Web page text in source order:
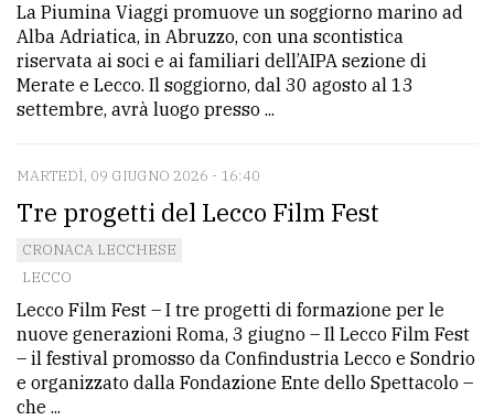
Per
la
tua
pubblicità
CERCA
Cerca
per
Ricerca
avanzata
La Piumina Viaggi promuove un soggiorno marino ad
Alba Adriatica, in Abruzzo, con una scontistica
riservata ai soci e ai familiari dell’AIPA sezione di
Merate e Lecco. Il soggiorno, dal 30 agosto al 13
settembre, avrà luogo presso ...
MARTEDÌ, 09 GIUGNO 2026 - 16:40
Tre progetti del Lecco Film Fest
CRONACA LECCHESE
LECCO
Lecco Film Fest – I tre progetti di formazione per le
nuove generazioni Roma, 3 giugno – Il Lecco Film Fest
– il festival promosso da Confindustria Lecco e Sondrio
e organizzato dalla Fondazione Ente dello Spettacolo –
che ...